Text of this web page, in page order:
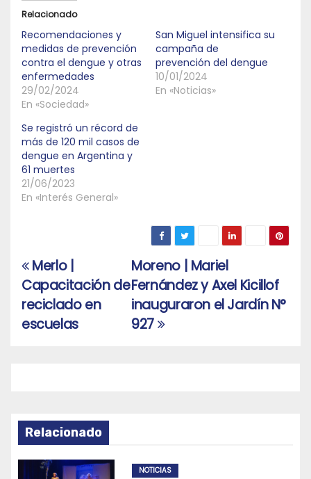
Relacionado
Recomendaciones y
medidas de prevención
contra el dengue y otras
enfermedades
29/02/2024
En «Sociedad»
San Miguel intensifica su
campaña de
prevención del dengue
10/01/2024
En «Noticias»
Se registró un récord de
más de 120 mil casos de
dengue en Argentina y
61 muertes
21/06/2023
En «Interés General»
Navegación
de
entradas
Moreno | Mariel
Fernández y Axel Kicillof
inauguraron el Jardín N°
927
Merlo |
Capacitación de
reciclado en
escuelas
Relacionado
NOTICIAS